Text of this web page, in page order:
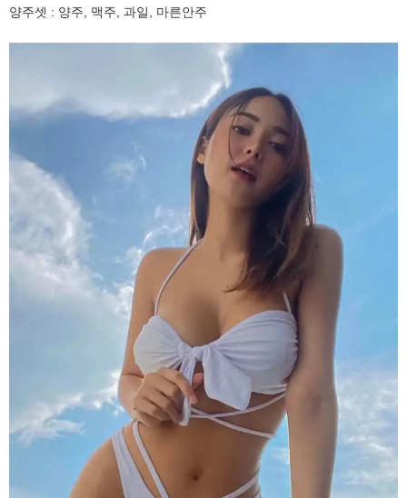
양주셋 : 양주, 맥주, 과일, 마른안주